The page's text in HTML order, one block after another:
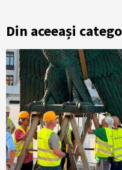
Din aceeași